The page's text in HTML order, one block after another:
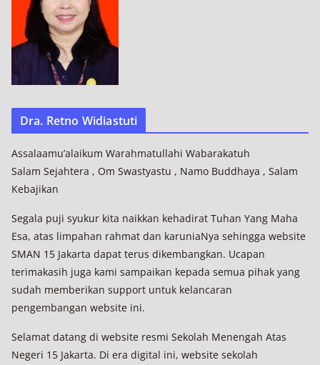
Dra. Retno Widiastuti
Assalaamu’alaikum Warahmatullahi Wabarakatuh
Salam Sejahtera , Om Swastyastu , Namo Buddhaya , Salam
Kebajikan
Segala puji syukur kita naikkan kehadirat Tuhan Yang Maha
Esa, atas limpahan rahmat dan karuniaNya sehingga website
SMAN 15 Jakarta dapat terus dikembangkan. Ucapan
terimakasih juga kami sampaikan kepada semua pihak yang
sudah memberikan support untuk kelancaran
pengembangan website ini.
Selamat datang di website resmi Sekolah Menengah Atas
Negeri 15 Jakarta. Di era digital ini, website sekolah